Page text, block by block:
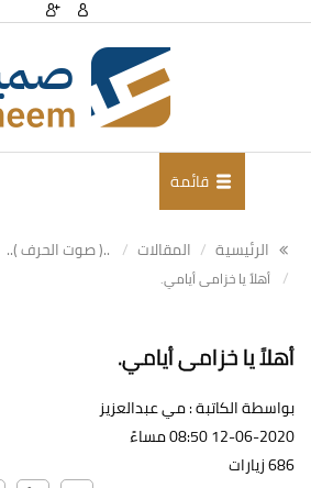
قائمة
الرئيسية المقالات ..( صوت الحرف )..
أهلاً يا خزامى أيامي.
أهلاً يا خزامى أيامي.
بواسطة الكاتبة : مي عبدالعزيز
12-06-2020 08:50 مساءً
686 زيارات